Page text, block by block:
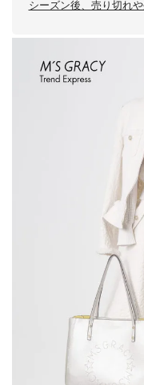
シーズン後、売り切れ